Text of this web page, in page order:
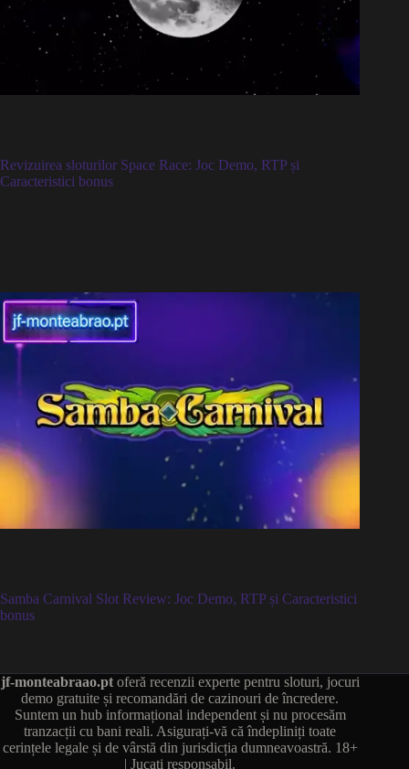
Revizuirea sloturilor Space Race: Joc Demo, RTP și
Caracteristici bonus
Samba Carnival Slot Review: Joc Demo, RTP și Caracteristici
bonus
jf-monteabraao.ptoferă recenzii experte pentru sloturi, jocuri
demo gratuite și recomandări de cazinouri de încredere.
Suntem un hub informațional independent și nu procesăm
tranzacții cu bani reali. Asigurați-vă că îndepliniți toate
cerințele legale și de vârstă din jurisdicția dumneavoastră. 18+
| Jucați responsabil.